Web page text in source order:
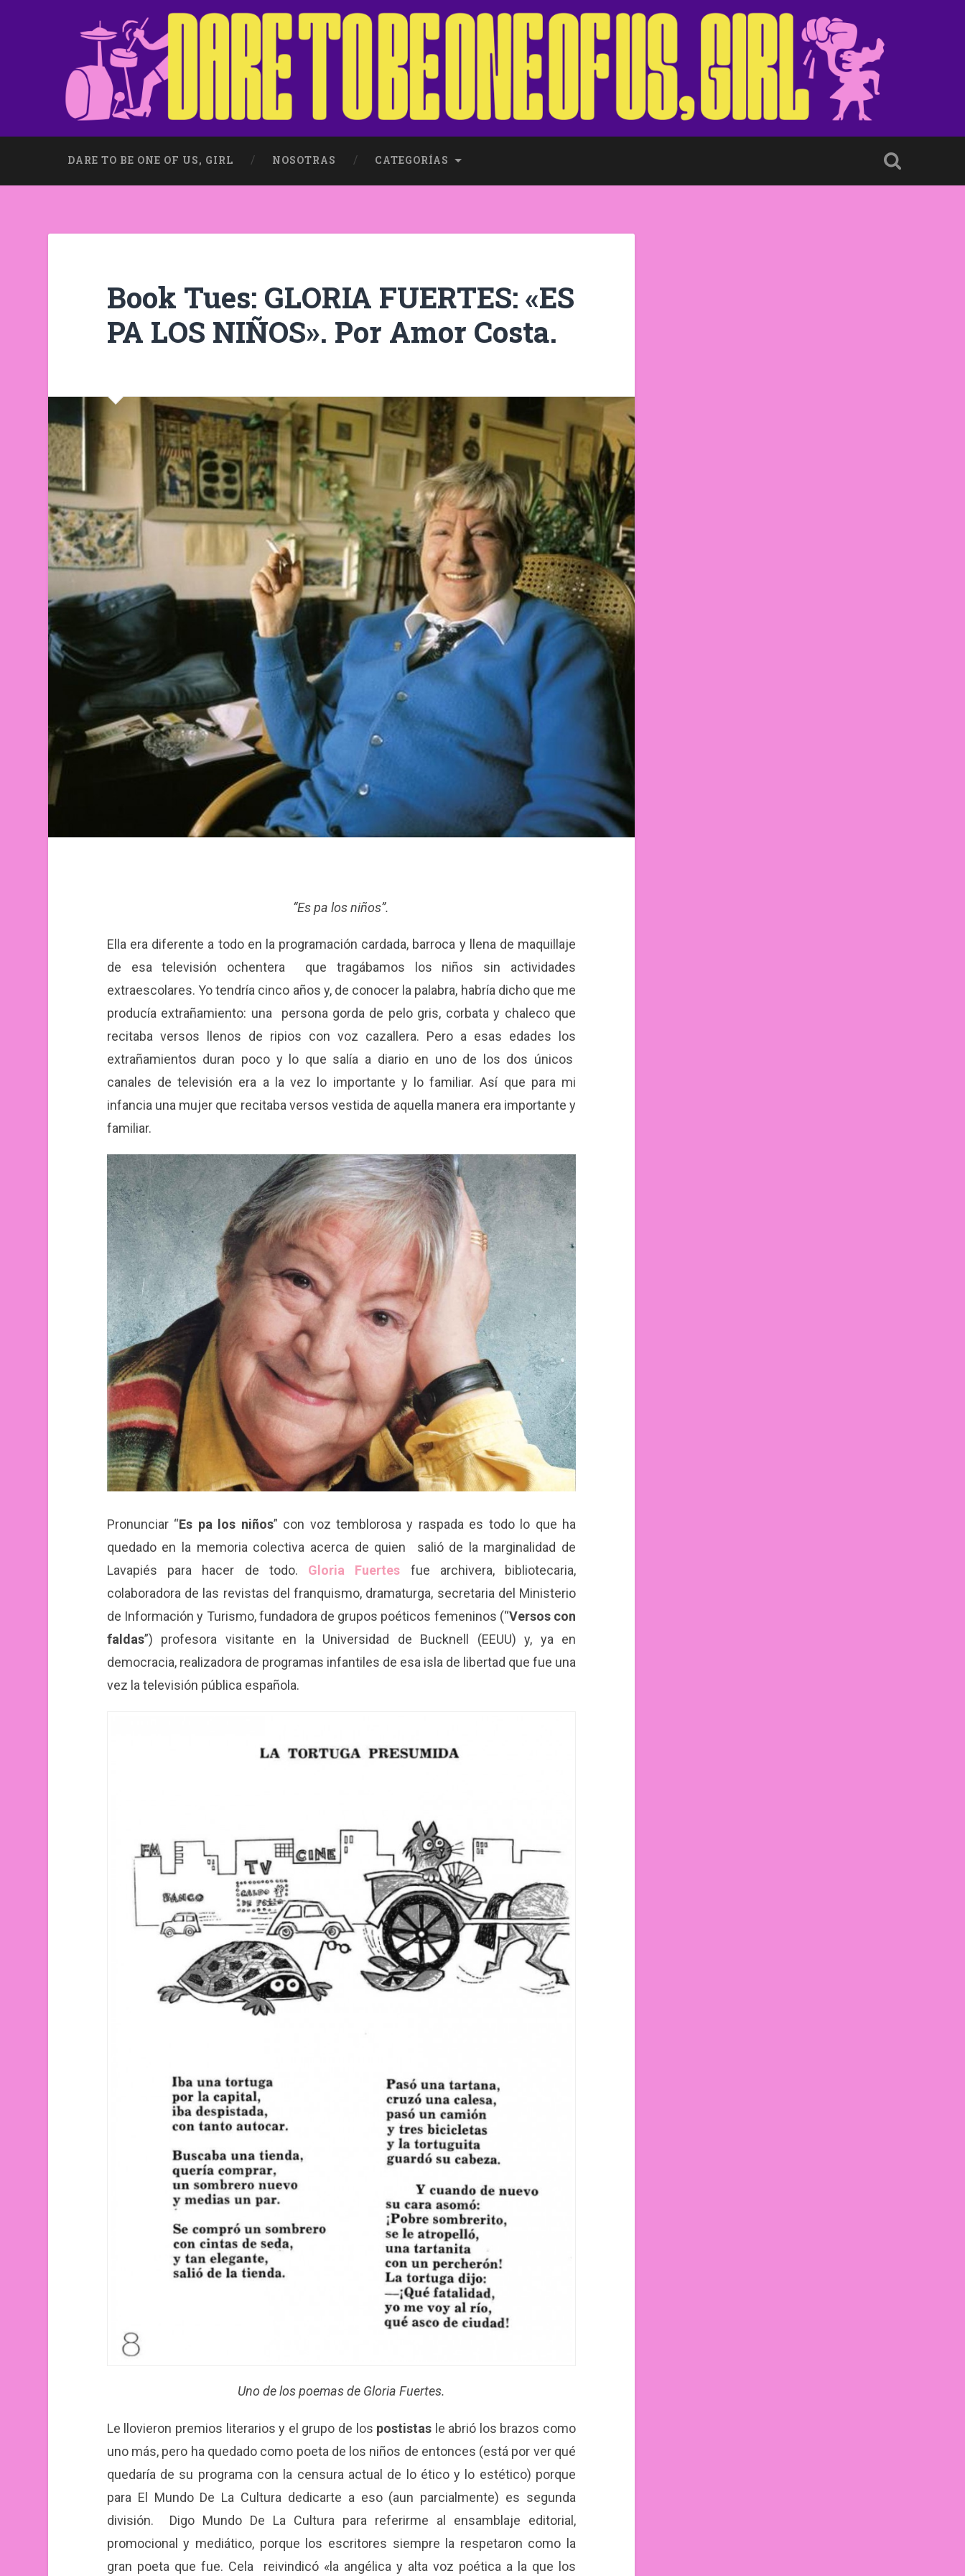
DARE TO BE ONE OF US, GIRL NOSOTRAS CATEGORÍAS
Book Tues: GLORIA FUERTES: «ES
PA LOS NIÑOS». Por Amor Costa.
“Es pa los niños”.
Ella era diferente a todo en la programación cardada, barroca y llena de maquillaje
de esa televisión ochentera que tragábamos los niños sin actividades
extraescolares. Yo tendría cinco años y, de conocer la palabra, habría dicho que me
producía extrañamiento: una persona gorda de pelo gris, corbata y chaleco que
recitaba versos llenos de ripios con voz cazallera. Pero a esas edades los
extrañamientos duran poco y lo que salía a diario en uno de los dos únicos
canales de televisión era a la vez lo importante y lo familiar. Así que para mi
infancia una mujer que recitaba versos vestida de aquella manera era importante y
familiar.
Pronunciar “Es pa los niños” con voz temblorosa y raspada es todo lo que ha
quedado en la memoria colectiva acerca de quien salió de la marginalidad de
Lavapiés para hacer de todo. Gloria Fuertes fue archivera, bibliotecaria,
colaboradora de las revistas del franquismo, dramaturga, secretaria del Ministerio
de Información y Turismo, fundadora de grupos poéticos femeninos (“Versos con
faldas”) profesora visitante en la Universidad de Bucknell (EEUU) y, ya en
democracia, realizadora de programas infantiles de esa isla de libertad que fue una
vez la televisión pública española.
Uno de los poemas de Gloria Fuertes.
Le llovieron premios literarios y el grupo de los postistas le abrió los brazos como
uno más, pero ha quedado como poeta de los niños de entonces (está por ver qué
quedaría de su programa con la censura actual de lo ético y lo estético) porque
para El Mundo De La Cultura dedicarte a eso (aun parcialmente) es segunda
división. Digo Mundo De La Cultura para referirme al ensamblaje editorial,
promocional y mediático, porque los escritores siempre la respetaron como la
gran poeta que fue. Cela reivindicó «la angélica y alta voz poética a la que los